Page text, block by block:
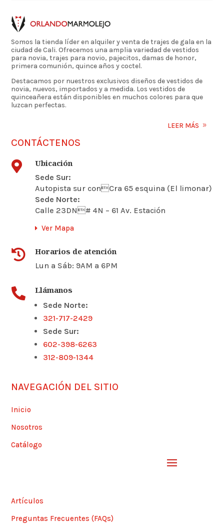
Somos la tienda líder en alquiler y venta de trajes de gala en la
ciudad de Cali. Ofrecemos una amplia variedad de vestidos
para novia, trajes para novio, pajecitos, damas de honor,
primera comunión, quince años y coctel.
Destacamos por nuestros exclusivos diseños de vestidos de
novia, nuevos, importados y a medida. Los vestidos de
quinceañera están disponibles en muchos colores para que
luzcan perfectas.
LEER MÁS
CONTÁCTENOS
 Ubicación
Sede Sur:
Autopista sur conCra 65 esquina (El limonar)
Sede Norte:
Calle 23DN# 4N – 61 Av. Estación
Ver Mapa
 Horarios de atención
Lun a Sáb: 9AM a 6PM
 Llámanos
Sede Norte:
321-717-2429
Sede Sur:
602-398-6263
312-809-1344
NAVEGACIÓN DEL SITIO
Inicio
Nosotros
Catálogo
Artículos
Preguntas Frecuentes (FAQs)